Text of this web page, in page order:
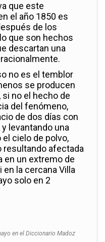
que este
el año 1850 es
de los
que son hechos
descartan una
no es el temblor
se producen
si no el hecho de
del fenómeno,
de dos días con
levantando una
cielo de polvo,
resultando afectada
en un extremo de
en la cercana Villa
solo en 2
en el Diccionario Madoz